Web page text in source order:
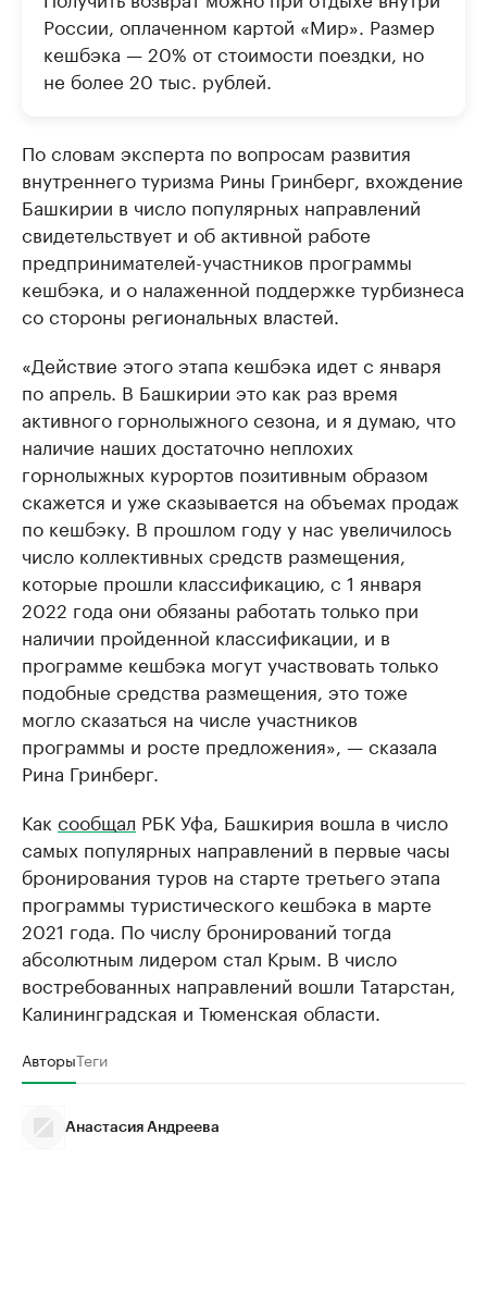
России, оплаченном картой «Мир». Размер
кешбэка — 20% от стоимости поездки, но
не более 20 тыс. рублей.
По словам эксперта по вопросам развития
внутреннего туризма Рины Гринберг, вхождение
Башкирии в число популярных направлений
свидетельствует и об активной работе
предпринимателей-участников программы
кешбэка, и о налаженной поддержке турбизнеса
со стороны региональных властей.
«Действие этого этапа кешбэка идет с января
по апрель. В Башкирии это как раз время
активного горнолыжного сезона, и я думаю, что
наличие наших достаточно неплохих
горнолыжных курортов позитивным образом
скажется и уже сказывается на объемах продаж
по кешбэку. В прошлом году у нас увеличилось
число коллективных средств размещения,
которые прошли классификацию, с 1 января
2022 года они обязаны работать только при
наличии пройденной классификации, и в
программе кешбэка могут участвовать только
подобные средства размещения, это тоже
могло сказаться на числе участников
программы и росте предложения», — сказала
Рина Гринберг.
Как сообщал РБК Уфа, Башкирия вошла в число
самых популярных направлений в первые часы
бронирования туров на старте третьего этапа
программы туристического кешбэка в марте
2021 года. По числу бронирований тогда
абсолютным лидером стал Крым. В число
востребованных направлений вошли Татарстан,
Калининградская и Тюменская области.
АвторыТеги
Анастасия Андреева